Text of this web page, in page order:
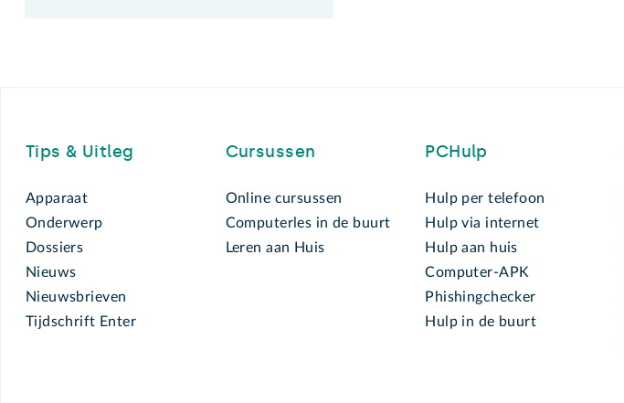
Tips & Uitleg
Apparaat
Onderwerp
Dossiers
Nieuws
Nieuwsbrieven
Tijdschrift Enter
Cursussen
Online cursussen
Computerles in de buurt
Leren aan Huis
PCHulp
Hulp per telefoon
Hulp via internet
Hulp aan huis
Computer-APK
Phishingchecker
Hulp in de buurt